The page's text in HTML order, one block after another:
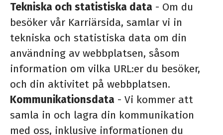
Tekniska och statistiska data - Om du
besöker vår Karriärsida, samlar vi in
tekniska och statistiska data om din
användning av webbplatsen, såsom
information om vilka URL:er du besöker,
och din aktivitet på webbplatsen.
Kommunikationsdata - Vi kommer att
samla in och lagra din kommunikation
med oss, inklusive informationen du